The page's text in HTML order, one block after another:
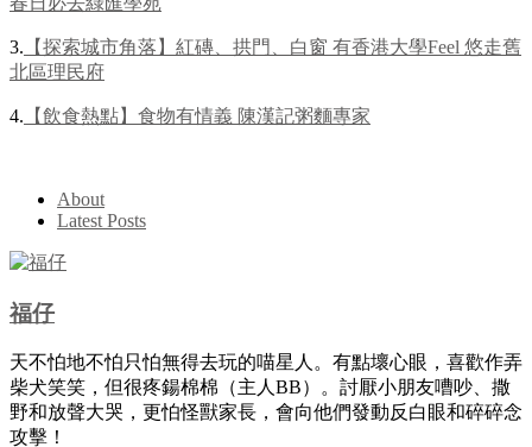
3. 【探索城市角落】紅磚、拱門、白窗 有香港大學Feel 悠走舊
北區理民府
4. 【飲食熱點】食物有情義 陳漢記粥麵專家
About
Latest Posts
福仔
天不怕地不怕只怕無得去玩的喵星人。有點壞心眼，喜歡作弄
柴犬笑笑，但很疼鍚棉棉（主人BB）。討厭小朋友嘈吵、撒
野和放聲大哭，更怕怪獸家長，會向他們發動反白眼和碎碎念
攻擊！